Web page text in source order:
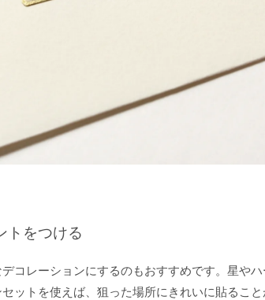
トをつける
コレーションにするのもおすすめです。星や
ットを使えば、狙った場所にきれいに貼ること